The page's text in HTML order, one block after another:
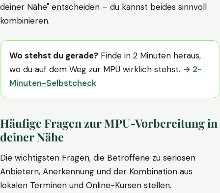
deiner Nähe" entscheiden – du kannst beides sinnvoll
kombinieren.
Wo stehst du gerade? Finde in 2 Minuten heraus,
wo du auf dem Weg zur MPU wirklich stehst. → 2-
Minuten-Selbstcheck
Häufige Fragen zur MPU-Vorbereitung in
deiner Nähe
Die wichtigsten Fragen, die Betroffene zu seriösen
Anbietern, Anerkennung und der Kombination aus
lokalen Terminen und Online-Kursen stellen.